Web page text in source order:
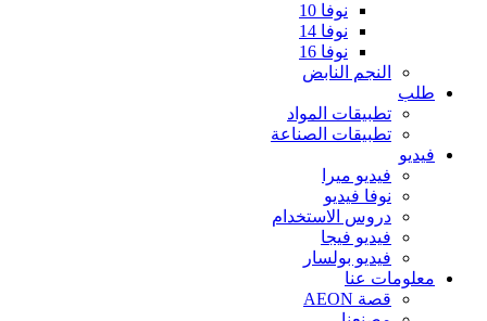
نوفا 10
نوفا 14
نوفا 16
النجم النابض
طلب
تطبيقات المواد
تطبيقات الصناعة
فيديو
فيديو ميرا
نوفا فيديو
دروس الاستخدام
فيديو فيجا
فيديو بولسار
معلومات عنا
قصة AEON